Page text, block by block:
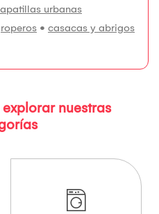
urbanas
roperos • casacas y abrigos
nuestras